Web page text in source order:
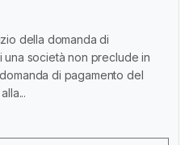
della domanda di
una società non preclude in
di pagamento del